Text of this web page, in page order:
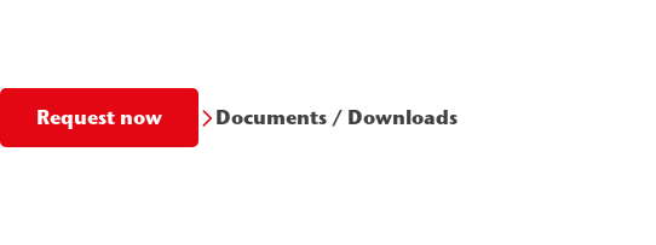
Request now Documents / Downloads